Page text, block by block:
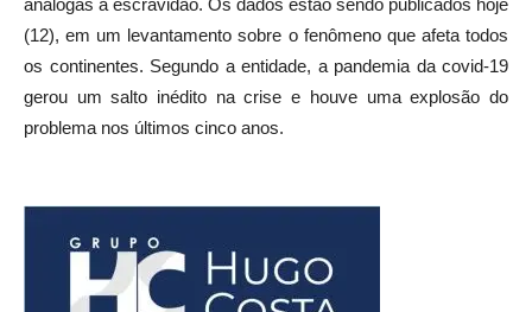
análogas à escravidão. Os dados estão sendo publicados hoje
(12), em um levantamento sobre o fenômeno que afeta todos
os continentes. Segundo a entidade, a pandemia da covid-19
gerou um salto inédito na crise e houve uma explosão do
problema nos últimos cinco anos.